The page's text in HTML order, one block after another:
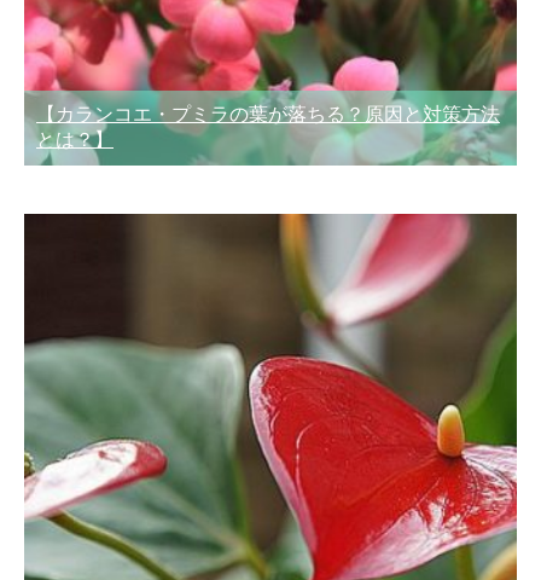
【カランコエ・プミラの葉が落ちる？原因と対策方法
とは？】